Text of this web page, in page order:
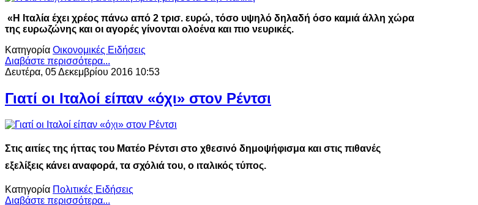
«H Iταλία έχει χρέος πάνω από 2 τρισ. ευρώ, τόσο υψηλό δηλαδή όσο καμιά άλλη χώρα
της ευρωζώνης και οι αγορές γίνονται ολοένα και πιο νευρικές.
Κατηγορία Οικονομικές Ειδήσεις
Διαβάστε περισσότερα...
Δευτέρα, 05 Δεκεμβρίου 2016 10:53
Γιατί οι Ιταλοί είπαν «όχι» στον Ρέντσι
Στις αιτίες της ήττας του Ματέο Ρέντσι στο χθεσινό δημοψήφισμα και στις πιθανές
εξελίξεις κάνει αναφορά, τα σχόλιά του, ο ιταλικός τύπος.
Κατηγορία Πολιτικές Ειδήσεις
Διαβάστε περισσότερα...